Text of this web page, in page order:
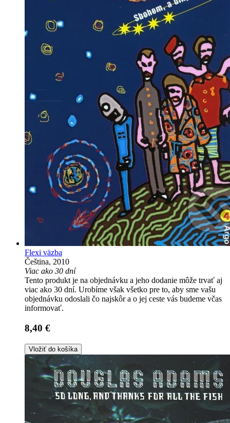
Flexi väzba
Čeština, 2010
Viac ako 30 dní
Tento produkt je na objednávku a jeho dodanie môže trvať aj
viac ako 30 dní. Urobíme však všetko pre to, aby sme vašu
objednávku odoslali čo najskôr a o jej ceste vás budeme včas
informovať.
8,40 €
Vložiť do košíka